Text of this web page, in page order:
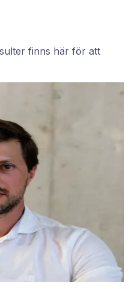
finns här för att